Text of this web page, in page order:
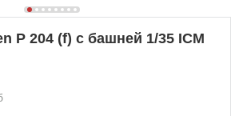
P 204 (f) с башней 1/35 ICM